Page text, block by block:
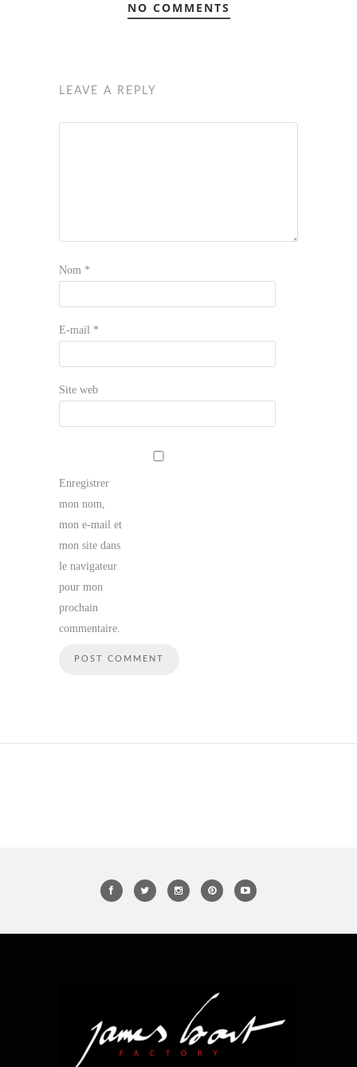
NO COMMENTS
LEAVE A REPLY
Nom *
E-mail *
Site web
Enregistrer
mon nom,
mon e-mail et
mon site dans
le navigateur
pour mon
prochain
commentaire.